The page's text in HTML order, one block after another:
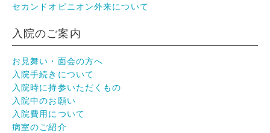
セカンドオピニオン外来について
入院のご案内
お見舞い・面会の方へ
入院手続きについて
入院時に持参いただくもの
入院中のお願い
入院費用について
病室のご紹介